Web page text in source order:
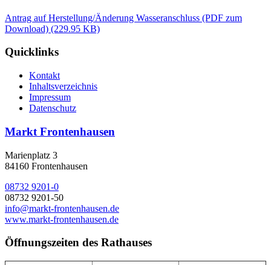
Antrag auf Herstellung/Änderung Wasseranschluss (PDF zum
Download) (229.95 KB)
Quicklinks
Kontakt
Inhaltsverzeichnis
Impressum
Datenschutz
Markt Frontenhausen
Marienplatz 3
84160 Frontenhausen
08732 9201-0
08732 9201-50
info@markt-frontenhausen.de
www.markt-frontenhausen.de
Öffnungszeiten des Rathauses